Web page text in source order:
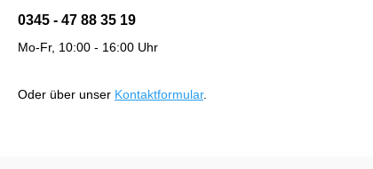
0345 - 47 88 35 19
Mo-Fr, 10:00 - 16:00 Uhr
Oder über unser Kontaktformular.